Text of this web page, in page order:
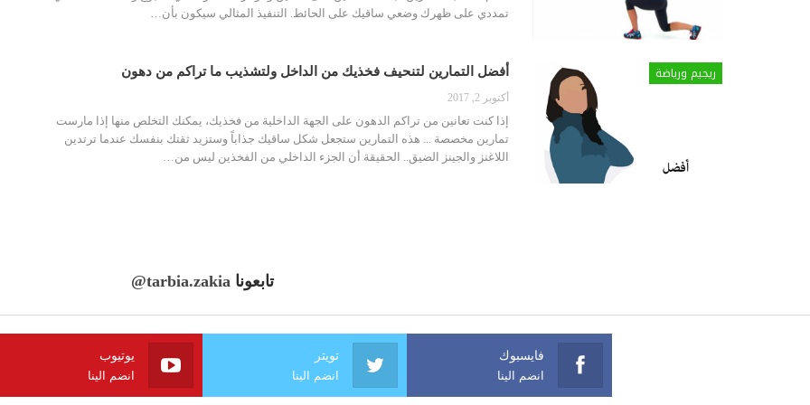
تمددي على ظهرك وضعي ساقيك على الحائط. التنفيذ المثالي سيكون بأن…
ريجيم ورياضة أفضل التمارين لتنحيف فخذيك من الداخل ولتشذيب ما تراكم من دهون
أكتوبر 2, 2017
إذا كنت تعانين من تراكم الدهون على الجهة الداخلية من فخذيك، يمكنك التخلص منها إذا مارست
تمارين مخصصة ... هذه التمارين ستجعل شكل ساقيك جذاباً وستزيد ثقتك بنفسك عندما ترتدين
اللاغنز والجينز الضيق.. الحقيقة أن الجزء الداخلي من الفخذين ليس من…
تابعونا @tarbia.zakia
فايسبوك
انضم الينا
تويتر
انضم الينا
يوتيوب
انضم الينا